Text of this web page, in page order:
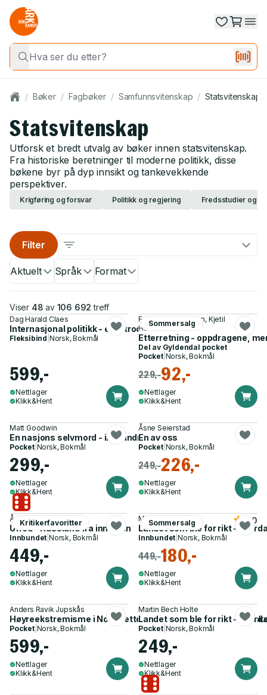
/ Bøker / Fagbøker / Samfunnsvitenskap / Statsvitenskap
Statsvitenskap
Utforsk et bredt utvalg av bøker innen statsvitenskap.
Fra historiske beretninger til moderne politikk, disse
bøkene byr på dyp innsikt og tankevekkende
perspektiver.
Krigføring og forsvar Politikk og regjering Fredsstudier og
Aktuelt Språk Format
Filter
Viser 48 av 106 692 treff
Dag Harald Claes
Internasjonal politikk - en introduksjon
Fleksibind Norsk, Bokmål
599,-
Nettlager
Klikk&Hent
Sommersalg
Frode Kristoffersen, Kjetil
Hatlebrekke
Etterretning - oppdragene,
Del av Gyldendal pocket
Pocket| Norsk, Bokmål
229,-92,-
Nettlager
Klikk&Hent
Matt Goodwin
En nasjons selvmord - innvandring, islam, identitet
Pocket| Norsk, Bokmål
299,-
Nettlager
Klikk&Hent
Åsne Seierstad
En av oss
Pocket| Norsk, Bokmål
249,-226,-
Nettlager
Klikk&Hent
Kritikerfavoritter
Åsne Seierstad
Ufred - Russland fra innsiden
Innbundet |Norsk, Bokmål
449,-
Nettlager
Klikk&Hent
Sommersalg
Martin Bech Holte
Landet som ble for rikt -
5.0
Innbundet |Norsk, Bokmål
449,-180,-
Nettlager
Klikk&Hent
Anders Ravik Jupskås
Høyreekstremisme i Norge etter 22. juli - meninger,
Pocket| Norsk, Bokmål
599,-
Nettlager
Klikk&Hent
Martin Bech Holte
Landet som ble for rikt -
Pocket| Norsk, Bokmål
249,-
Nettlager
Klikk&Hent